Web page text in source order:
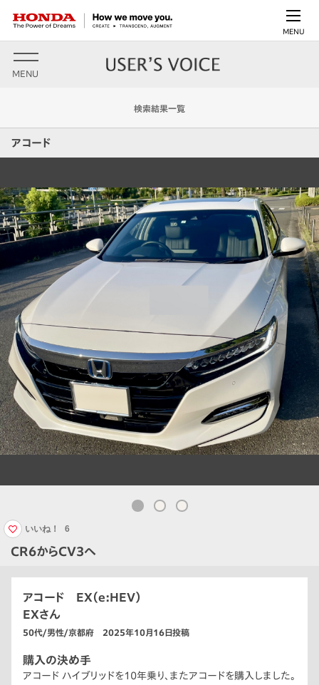
MENU
MENU
検索結果一覧
アコード
CR6からCV3へ
いいね！ 6
アコード EX（e:HEV）
EXさん
50代/男性/京都府 2025年10月16日投稿
購入の決め手
アコード ハイブリッドを10年乗り、またアコードを購入しました。